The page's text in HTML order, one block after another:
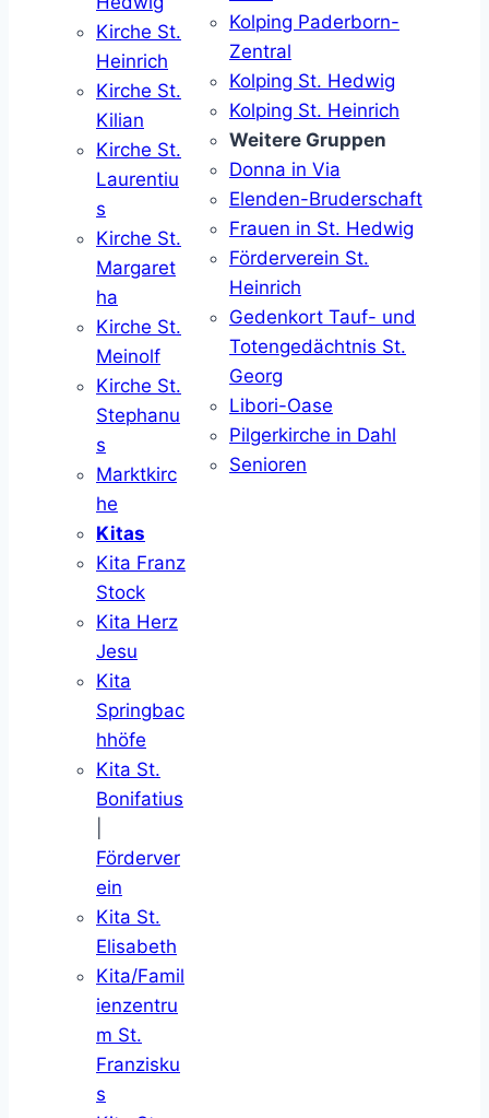
Kirche St.
Heinrich
Kirche St.
Kilian
Kirche St.
Laurentiu
s
Kirche St.
Margaret
ha
Kirche St.
Meinolf
Kirche St.
Stephanu
s
Marktkirc
he
Kitas
Kita Franz
Stock
Kita Herz
Jesu
Kita
Springbac
hhöfe
Kita St.
Bonifatius
Förderver
ein
Kita St.
Elisabeth
Kita/Famil
ienzentru
m St.
Franzisku
s
Kolping Paderborn-
Zentral
Kolping St. Hedwig
Kolping St. Heinrich
Weitere Gruppen
Donna in Via
Elenden-Bruderschaft
Frauen in St. Hedwig
Förderverein St.
Heinrich
Gedenkort Tauf- und
Totengedächtnis St.
Georg
Libori-Oase
Pilgerkirche in Dahl
Senioren